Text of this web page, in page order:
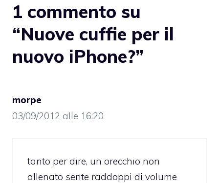
1 commento su
“Nuove cuffie per il
nuovo iPhone?”
morpe
03/09/2012 alle 16:20
tanto per dire, un orecchio non
allenato sente raddoppi di volume